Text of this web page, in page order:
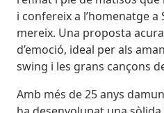
i confereix a l’homenatge
mereix. Una proposta
d’emoció, ideal per als
swing i les grans cançons
Amb més de 25 anys